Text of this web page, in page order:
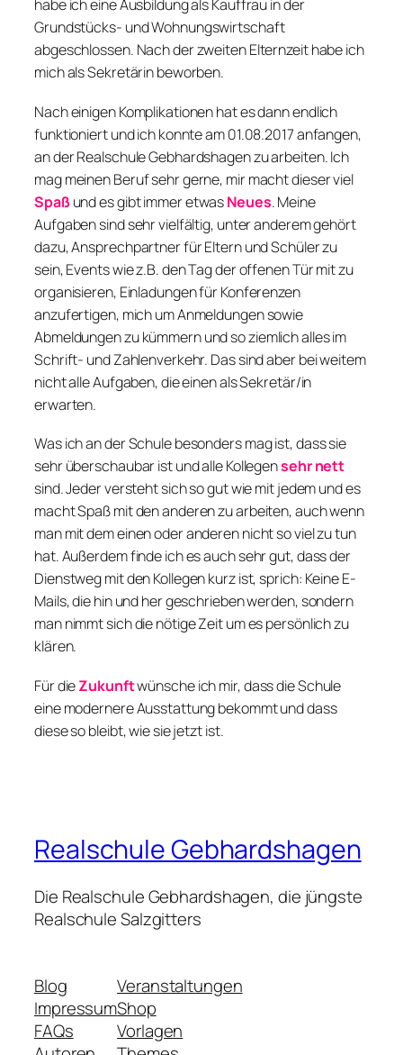
habe ich eine Ausbildung als Kauffrau in der
Grundstücks- und Wohnungswirtschaft
abgeschlossen. Nach der zweiten Elternzeit habe ich
mich als Sekretärin beworben.
Nach einigen Komplikationen hat es dann endlich
funktioniert und ich konnte am 01.08.2017 anfangen,
an der Realschule Gebhardshagen zu arbeiten. Ich
mag meinen Beruf sehr gerne, mir macht dieser viel
Spaßund es gibt immer etwasNeues. Meine
Aufgaben sind sehr vielfältig, unter anderem gehört
dazu, Ansprechpartner für Eltern und Schüler zu
sein, Events wie z.B. den Tag der offenen Tür mit zu
organisieren, Einladungen für Konferenzen
anzufertigen, mich um Anmeldungen sowie
Abmeldungen zu kümmern und so ziemlich alles im
Schrift- und Zahlenverkehr. Das sind aber bei weitem
nicht alle Aufgaben, die einen als Sekretär/in
erwarten.
Was ich an der Schule besonders mag ist, dass sie
sehr überschaubar ist und alle Kollegensehrnett
sind. Jeder versteht sich so gut wie mit jedem und es
macht Spaß mit den anderen zu arbeiten, auch wenn
man mit dem einen oder anderen nicht so viel zu tun
hat. Außerdem finde ich es auch sehr gut, dass der
Dienstweg mit den Kollegen kurz ist, sprich: Keine E-
Mails, die hin und her geschrieben werden, sondern
man nimmt sich die nötige Zeit um es persönlich zu
klären.
Für dieZukunftwünsche ich mir, dass die Schule
eine modernere Ausstattung bekommt und dass
diese so bleibt, wie sie jetzt ist.
Realschule Gebhardshagen
Die Realschule Gebhardshagen, die jüngste
Realschule Salzgitters
Blog
Impressum
FAQs
Veranstaltungen
Shop
Vorlagen